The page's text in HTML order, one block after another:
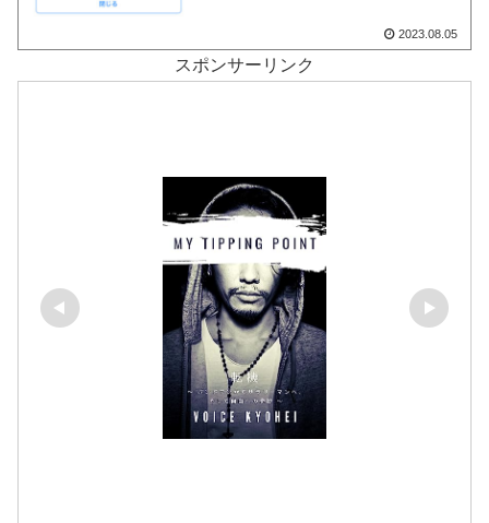
2023.08.05
スポンサーリンク